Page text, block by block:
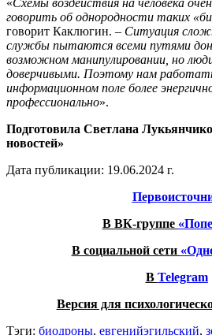
«Схемы воздействия на человека
говорить об однородности таких
говорит Каклюгин. – Ситуация
службы пытаются всеми путями
возможном манипулировании, но
доверчивыми. Поэтому нам
информационном поле более
профессионально».
Подготовила Светлана
новостей»
Дата публикации: 19.06.2024 г.
В ВК-группе
В социальной сети
В Telegram
Версия для
Тэги: биодроны, евгенийэгильский,